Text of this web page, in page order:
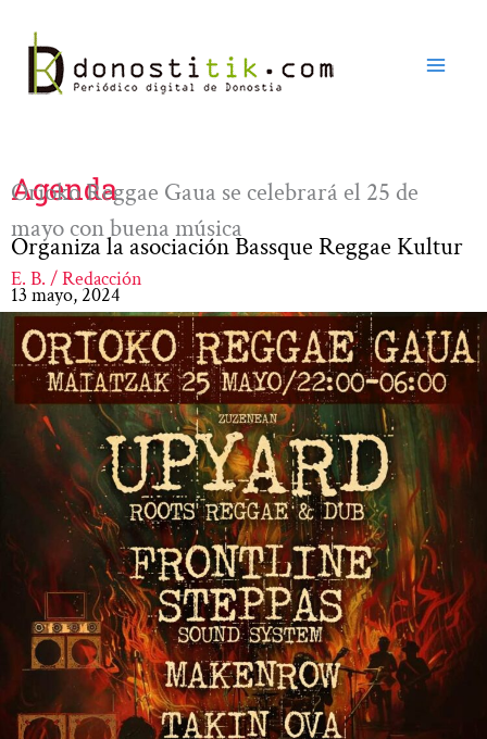
contenido
Agenda
Orioko Reggae Gaua se celebrará el 25 de
mayo con buena música
Organiza la asociación Bassque Reggae Kultur
E. B. / Redacción
13 mayo, 2024